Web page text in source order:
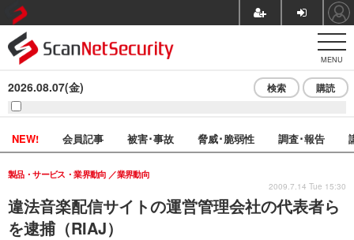
MENU
2026.08.07(金) 検索 購読
NEW! 会員記事 被害･事故 脅威･脆弱性 調査･報告
違法音楽配信サイトの運営管理会社の代表者ら
を逮捕（RIAJ）
製品・サービス・業界動向 業界動向
2009.7.14 Tue 15:30